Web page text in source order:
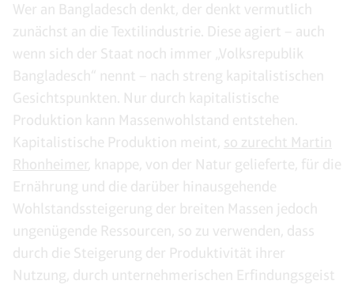
Wer an Bangladesch denkt, der denkt vermutlich
zunächst an die Textilindustrie. Diese agiert – auch
wenn sich der Staat noch immer „Volksrepublik
Bangladesch“ nennt – nach streng kapitalistischen
Gesichtspunkten. Nur durch kapitalistische
Produktion kann Massenwohlstand entstehen.
Kapitalistische Produktion meint, so zurecht Martin
Rhonheimer, knappe, von der Natur gelieferte, für die
Ernährung und die darüber hinausgehende
Wohlstandssteigerung der breiten Massen jedoch
ungenügende Ressourcen, so zu verwenden, dass
durch die Steigerung der Produktivität ihrer
Nutzung, durch unternehmerischen Erfindungsgeist